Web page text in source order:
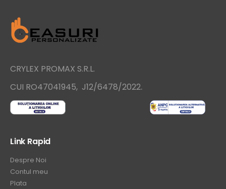
CRYLEX PROMAX S.R.L.
CUI RO47041945, J12/6478/2022.
Link Rapid
Despre Noi
Contul meu
Plata